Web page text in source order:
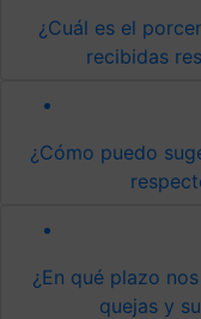
¿Cuál es el
recibidas
¿Cómo puedo
¿En qué plazo
quejas y